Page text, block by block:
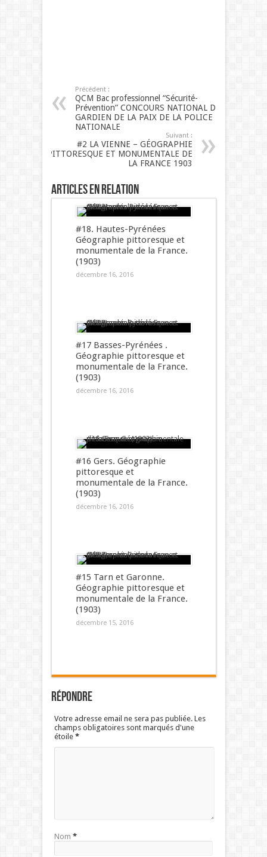
Précédent :
QCM Bac professionnel “Sécurité-
Prévention” CONCOURS NATIONAL DE
GARDIEN DE LA PAIX DE LA POLICE
NATIONALE
Suivant :
#2 LA VIENNE – GÉOGRAPHIE
PITTORESQUE ET MONUMENTALE DE
LA FRANCE 1903
Articles en relation
#18. Hautes-Pyrénées
Géographie pittoresque et
monumentale de la France.
(1903)
décembre 16, 2016
#17 Basses-Pyrénées .
Géographie pittoresque et
monumentale de la France.
(1903)
décembre 16, 2016
#16 Gers. Géographie
pittoresque et
monumentale de la France.
(1903)
décembre 16, 2016
#15 Tarn et Garonne.
Géographie pittoresque et
monumentale de la France.
(1903)
décembre 15, 2016
Répondre
Votre adresse email ne sera pas publiée. Les
champs obligatoires sont marqués d'une
étoile *
Nom *